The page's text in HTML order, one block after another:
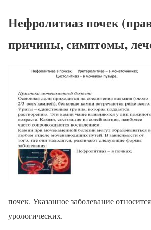
Нефролитиаз почек
причины, симптомы,
почек. Указанное заболевание
урологических.